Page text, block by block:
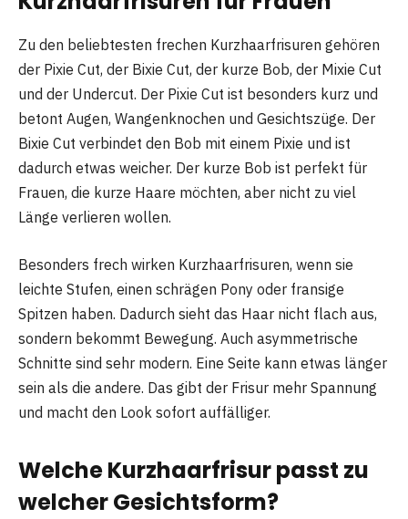
Zu den beliebtesten frechen Kurzhaarfrisuren gehören
der Pixie Cut, der Bixie Cut, der kurze Bob, der Mixie Cut
und der Undercut. Der Pixie Cut ist besonders kurz und
betont Augen, Wangenknochen und Gesichtszüge. Der
Bixie Cut verbindet den Bob mit einem Pixie und ist
dadurch etwas weicher. Der kurze Bob ist perfekt für
Frauen, die kurze Haare möchten, aber nicht zu viel
Länge verlieren wollen.
Besonders frech wirken Kurzhaarfrisuren, wenn sie
leichte Stufen, einen schrägen Pony oder fransige
Spitzen haben. Dadurch sieht das Haar nicht flach aus,
sondern bekommt Bewegung. Auch asymmetrische
Schnitte sind sehr modern. Eine Seite kann etwas länger
sein als die andere. Das gibt der Frisur mehr Spannung
und macht den Look sofort auffälliger.
Welche Kurzhaarfrisur passt zu
welcher Gesichtsform?